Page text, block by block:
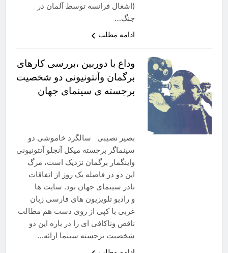
(اشغال فرانسه توسط آلمان در
جنگ…
ادامه مطلب
وداع با دوربین ،بررسی کارهای
برگمان وآنتونیونی دو شخصیت
برجسته ی سینمای جهان
بصیر نصیبی سالگرد خاموشی دو
سینماگر برجسته میکل آنجلو آنتونیونی
واینگمار برگمان نزدیک است، مرگ
این دو در فاصله یک روز از اتفاقات
نادر سینمای جهان بود. سایت ها
و رادیو تلویزیون های فارسی زبان
غربی با کپی از روی دست هم مطالب
ناقص وناکافی ای را در باره این دو
شخصیت برجسته سینما ارائه…